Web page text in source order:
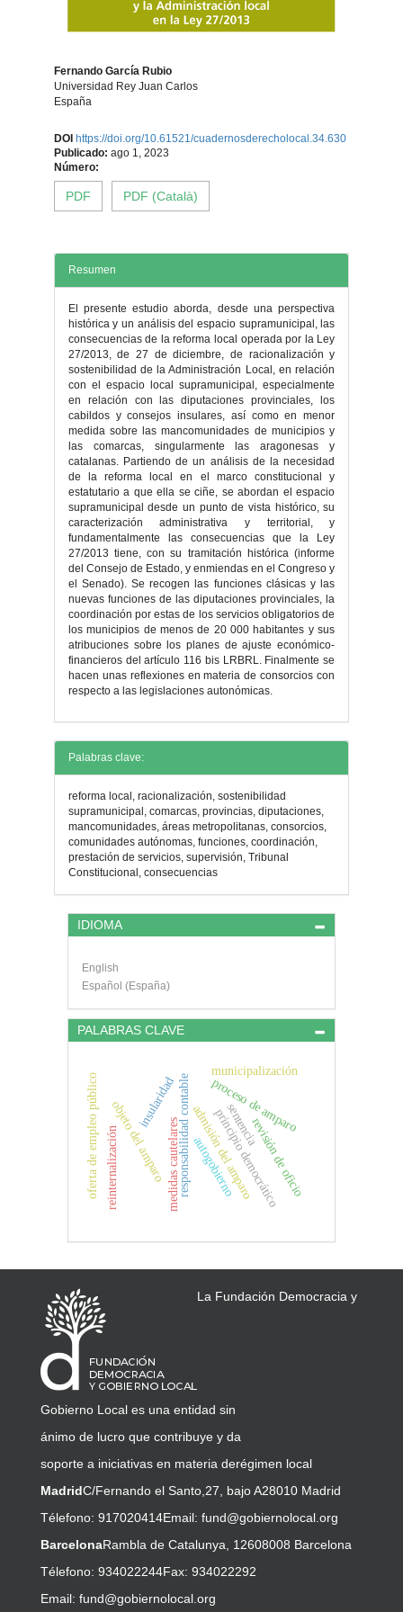
Fernando García Rubio
Universidad Rey Juan Carlos
España
Contenido
principal
del
DOI https://doi.org/10.61521/cuadernosderecholocal.34.630
Publicado: ago 1, 2023
Número:
PDF PDF (Català)
Resumen
El presente estudio aborda, desde una perspectiva
histórica y un análisis del espacio supramunicipal, las
consecuencias de la reforma local operada por la Ley
27/2013, de 27 de diciembre, de racionalización y
sostenibilidad de la Administración Local, en relación
con el espacio local supramunicipal, especialmente
en relación con las diputaciones provinciales, los
cabildos y consejos insulares, así como en menor
medida sobre las mancomunidades de municipios y
las comarcas, singularmente las aragonesas y
catalanas. Partiendo de un análisis de la necesidad
de la reforma local en el marco constitucional y
estatutario a que ella se ciñe, se abordan el espacio
supramunicipal desde un punto de vista histórico, su
caracterización administrativa y territorial, y
fundamentalmente las consecuencias que la Ley
27/2013 tiene, con su tramitación histórica (informe
del Consejo de Estado, y enmiendas en el Congreso y
el Senado). Se recogen las funciones clásicas y las
nuevas funciones de las diputaciones provinciales, la
coordinación por estas de los servicios obligatorios de
los municipios de menos de 20 000 habitantes y sus
atribuciones sobre los planes de ajuste económico-
financieros del artículo 116 bis LRBRL. Finalmente se
hacen unas reflexiones en materia de consorcios con
respecto a las legislaciones autonómicas.
Detalles
del
artículo
Palabras clave:
reforma local, racionalización, sostenibilidad
supramunicipal, comarcas, provincias, diputaciones,
mancomunidades, áreas metropolitanas, consorcios,
comunidades autónomas, funciones, coordinación,
prestación de servicios, supervisión, Tribunal
Constitucional, consecuencias
IDIOMA
English
Español (España)
PALABRAS CLAVE
responsabilidad contable
insularidad sentencia
objeto del amparo admisión del amparo
proceso de amparo
principio democrático
autogobierno
medidas cautelares
reinternalización
municipalización
oferta de empleo público revisión de oficio
La Fundación Democracia y
Gobierno Local es una entidad sin
ánimo de lucro que contribuye y da
soporte a iniciativas en materia derégimen local
MadridC/Fernando el Santo,27, bajo A28010 Madrid
Télefono: 917020414Email: fund@gobiernolocal.org
BarcelonaRambla de Catalunya, 12608008 Barcelona
Télefono: 934022244Fax: 934022292
Email: fund@gobiernolocal.org